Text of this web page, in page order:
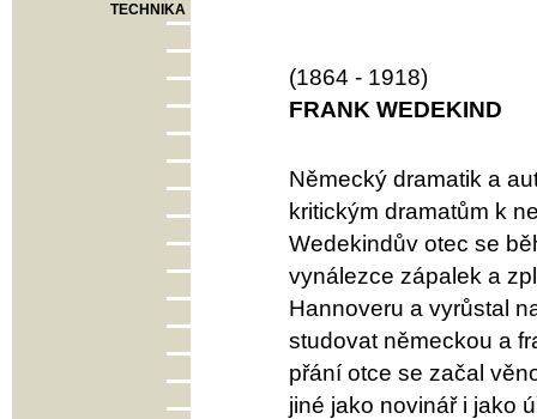
TECHNIKA
(1864 - 1918)
FRANK WEDEKIND
Německý dramatik a
kritickým dramatům k
Wedekindův otec se
vynálezce zápalek a
Hannoveru a vyrůstal
studovat německou a
přání otce se začal
jiné jako novinář i jako